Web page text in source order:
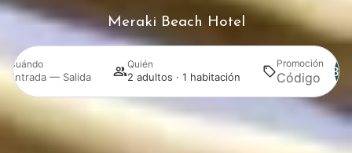
Meraki Beach Hotel
Cuándo
Entrada — Salida
Quién
2 adultos · 1 habitación
Promoción